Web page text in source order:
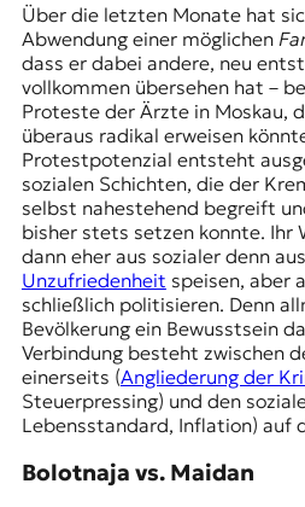
Über die letzten Monate hat
Abwendung einer möglichen
dass er dabei andere, neu
vollkommen übersehen hat –
Proteste der Ärzte in Moskau,
überaus radikal erweisen
Protestpotenzial entsteht
sozialen Schichten, die der
selbst nahestehend begreift
bisher stets setzen konnte. Ihr
dann eher aus sozialer denn
Unzufriedenheit speisen, aber
schließlich politisieren. Denn
Bevölkerung ein Bewusstsein
Verbindung besteht zwischen
einerseits (Angliederung der
Steuerpressing) und den
Lebensstandard, Inflation) auf
Bolotnaja vs. Maidan